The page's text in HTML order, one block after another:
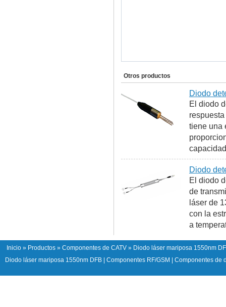
Otros productos
Diodo
El diodo
tiene una
Diodo
El diodo
de
láser de
con la
a
Inicio » Productos » Componentes de CATV » Diodo láser mariposa 1550nm
Diodo láser mariposa 1550nm DFB
Componentes RF/GSM Componentes de